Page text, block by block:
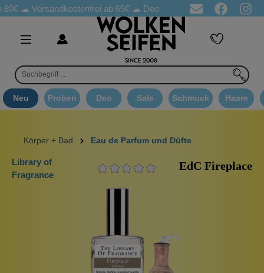
☁Versandkostenfrei ab 65€ ☁ Deo Proben in jeder Bestellung
Neu Proben Deo Sale Schmuck Haare
Körper + Bad Eau de Parfum und Düfte
Library of
Fragrance
EdC Fireplace